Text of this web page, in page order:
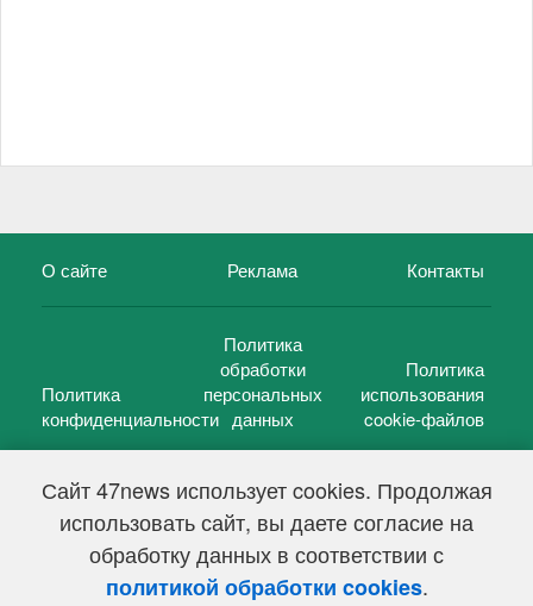
Сайт 47news использует cookies. Продолжая
использовать сайт, вы даете согласие на
обработку данных в соответствии с
политикой обработки cookies.
О сайте Реклама Контакты
Политика
конфиденциальности
Политика
обработки
персональных
данных
Политика
использования
cookie-файлов
47 новостей (47 news)2005 — 2026 г.
Свидетельство о регистрации СМИ Эл № ФС 77-39848, выдано
Федеральной службой по надзору в сфере связи,
информационных технологий и массовых коммуникаций